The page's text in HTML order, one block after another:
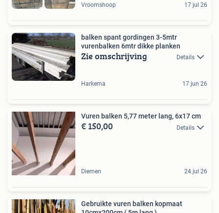
Vroomshoop 17 jul 26
balken spant gordingen 3-5mtr
vurenbalken 6mtr dikke planken
Zie omschrijving Details
Harkema 17 jun 26
Vuren balken 5,77 meter lang, 6x17 cm
€ 150,00 Details
Diemen 24 jul 26
Gebruikte vuren balken kopmaat